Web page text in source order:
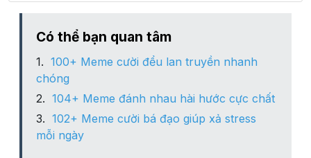
Xã Thanh Sơn
Có thể bạn quan tâm
100+ Meme cười đểu lan truyền nhanh
chóng
104+ Meme đánh nhau hài hước cực chất
102+ Meme cười bá đạo giúp xả stress
mỗi ngày